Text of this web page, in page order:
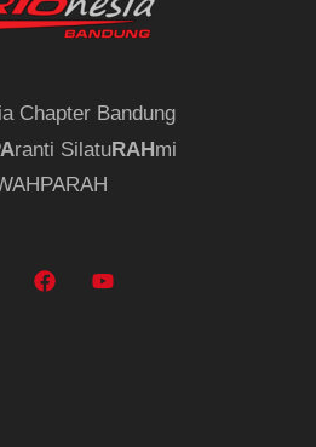
Chapter Bandung
ranti SilatuRAHmi